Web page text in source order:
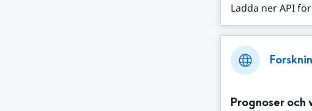
Ladda ner API
Prognoser och